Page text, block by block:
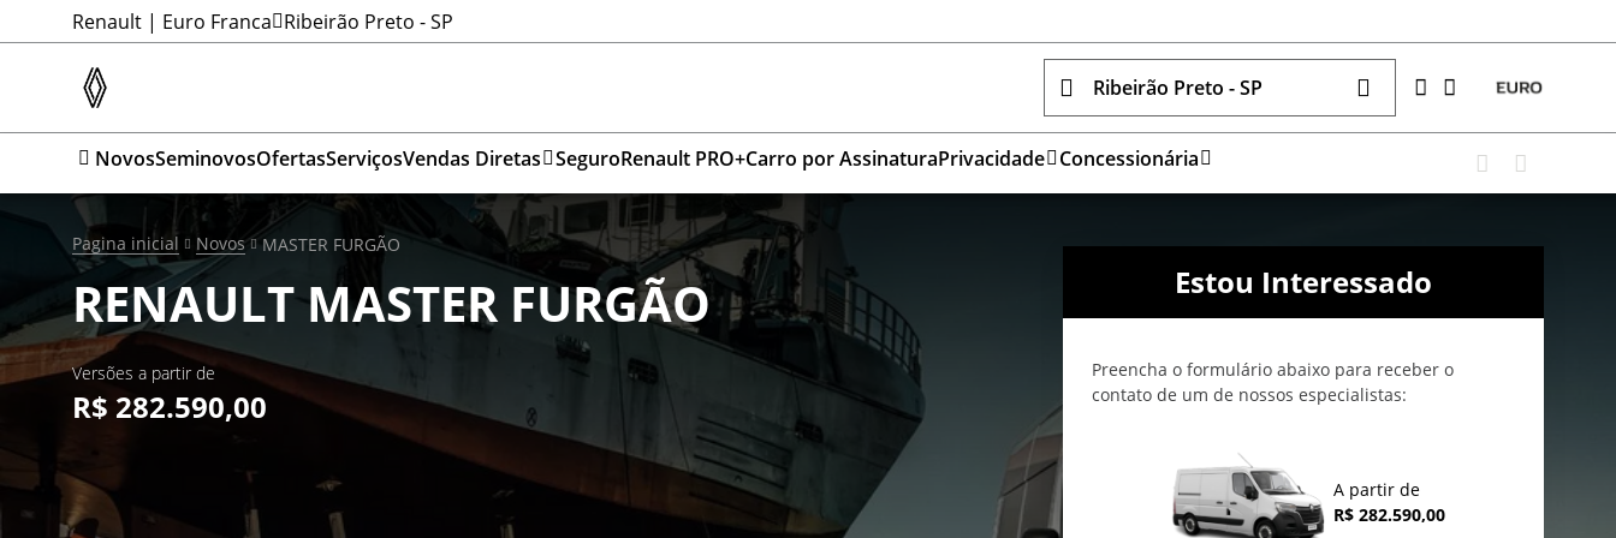
Renault | Euro Franca Ribeirão Preto - SP
Ribeirão Preto - SP
NovosSeminovosOfertasServiçosVendas Diretas SeguroRenault PRO+Carro por AssinaturaPrivacidade Concessionária
Pagina inicial Novos MASTER FURGÃO
RENAULTMASTER FURGÃO
Versões a partir de
R$ 282.590,00
Estou Interessado
Preencha o formulário abaixo para receber o
contato de um de nossos especialistas:
A partir de
R$ 282.590,00